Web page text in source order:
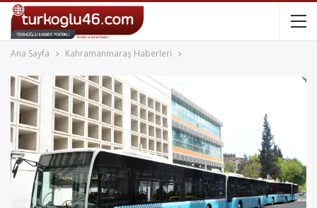
Ana Sayfa Kahramanmaraş Haberleri